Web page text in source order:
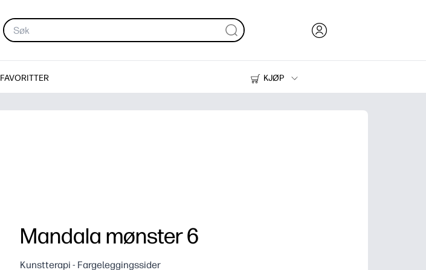
FAVORITTER
KJØP
Skrivere
Mandala mønster 6
Kunstterapi - Fargeleggingssider